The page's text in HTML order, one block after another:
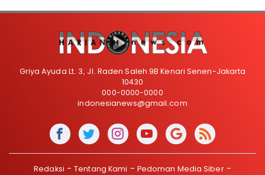
Griya Ayuda Lt. 3, Jl. Raden Saleh 9B Kenari Senen-Jakarta
10430
000-0000-0000
indonesianews@gmail.com
Redaksi Tentang Kami
Pedoman Media Siber